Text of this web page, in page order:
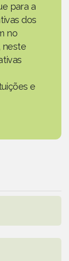
para a
dos
no
neste
e